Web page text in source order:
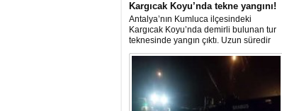
Kargıcak Koyu’nda tekne yangını!
Antalya’nın Kumluca ilçesindeki
Kargıcak Koyu’nda demirli bulunan tur
teknesinde yangın çıktı. Uzun süredir
kullanılmadığı belirtilen ve içerisinde
kimsenin bulunmadığı tekne, itfaiyenin
karadan müdahale edememesi
nedeniyle tamamen yanarak
kullanılamaz hale geldi.